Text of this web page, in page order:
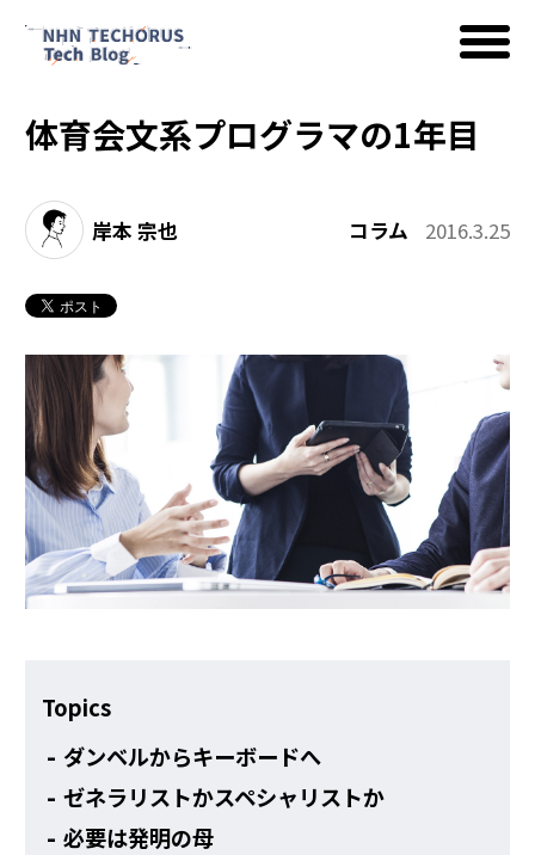
AWS
Google Cloud
イベント
コラム
その他
体育会文系プログラマの1年目
岸本 宗也 コラム 2016.3.25
Topics
ダンベルからキーボードへ
ゼネラリストかスペシャリストか
必要は発明の母